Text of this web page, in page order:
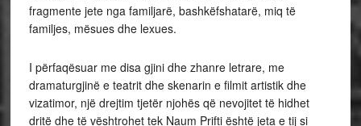
fragmente jete nga familjarë, bashkëfshatarë, miq të
familjes, mësues dhe lexues.
I përfaqësuar me disa gjini dhe zhanre letrare, me
dramaturgjinë e teatrit dhe skenarin e filmit artistik dhe
vizatimor, një drejtim tjetër njohës që nevojitet të hidhet
dritë dhe të vështrohet tek Naum Prifti është jeta e tij si